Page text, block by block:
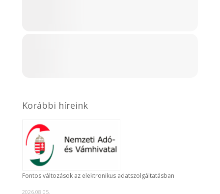
Korábbi híreink
Fontos változások az elektronikus adatszolgáltatásban
2026.08.05.